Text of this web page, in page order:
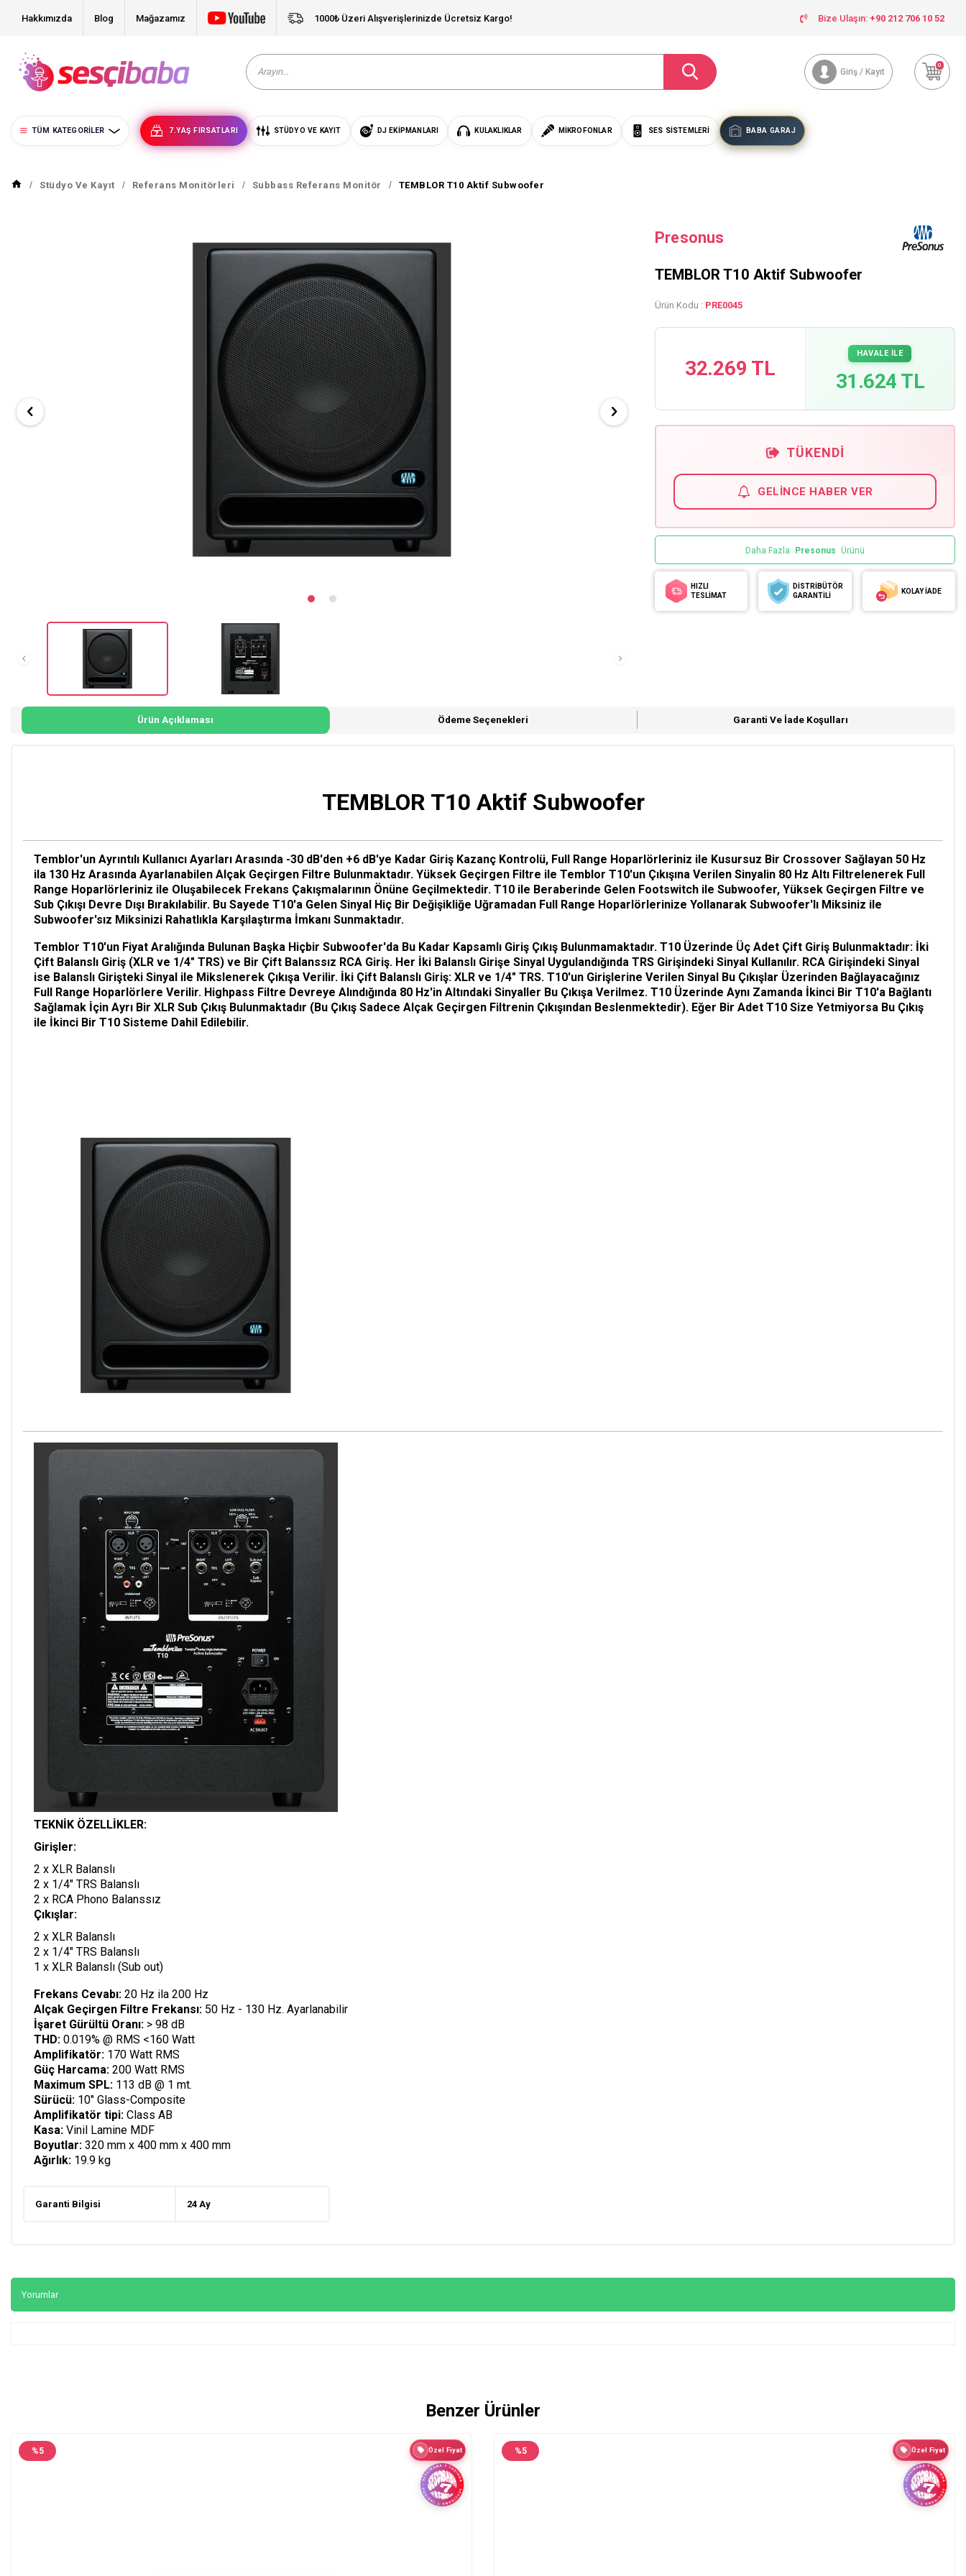
Hakkımızda Blog Mağazamız 1000₺ Üzeri Alışverişlerinizde Ücretsiz Kargo! Bize Ulaşın: +90 212 706 10 52
Giriş / Kayıt
0
TÜM KATEGORILER 7.YAŞ FIRSATLARI STÜDYO VE KAYIT DJ EKIPMANLARI KULAKLIKLAR MIKROFONLAR SES SISTEMLERI BABA GARAJ
Stüdyo Ve Kayıt Referans Monitörleri Subbass Referans Monitör TEMBLOR T10 Aktif Subwoofer
Presonus
TEMBLOR T10 Aktif Subwoofer
Ürün Kodu : PRE0045
32.269 TL
HAVALE İLE
31.624 TL
TÜKENDI
GELINCE HABER VER
Daha Fazla Presonus Ürünü
HIZLI
TESLİMAT
DİSTRİBÜTÖR
GARANTİLİ
KOLAY İADE
Ürün Açıklaması Ödeme Seçenekleri Garanti Ve İade Koşulları
TEMBLOR T10 Aktif Subwoofer
Temblor'un Ayrıntılı Kullanıcı Ayarları Arasında -30 dB'den +6 dB'ye Kadar Giriş Kazanç Kontrolü, Full Range Hoparlörleriniz ile Kusursuz Bir Crossover Sağlayan 50 Hz
ila 130 Hz Arasında Ayarlanabilen Alçak Geçirgen Filtre Bulunmaktadır. Yüksek Geçirgen Filtre ile Temblor T10'un Çıkışına Verilen Sinyalin 80 Hz Altı Filtrelenerek Full
Range Hoparlörleriniz ile Oluşabilecek Frekans Çakışmalarının Önüne Geçilmektedir. T10 ile Beraberinde Gelen Footswitch ile Subwoofer, Yüksek Geçirgen Filtre ve
Sub Çıkışı Devre Dışı Bırakılabilir. Bu Sayede T10'a Gelen Sinyal Hiç Bir Değişikliğe Uğramadan Full Range Hoparlörlerinize Yollanarak Subwoofer'lı Miksiniz ile
Subwoofer'sız Miksinizi Rahatlıkla Karşılaştırma İmkanı Sunmaktadır.
Temblor T10'un Fiyat Aralığında Bulunan Başka Hiçbir Subwoofer'da Bu Kadar Kapsamlı Giriş Çıkış Bulunmamaktadır. T10 Üzerinde Üç Adet Çift Giriş Bulunmaktadır: İki
Çift Balanslı Giriş (XLR ve 1/4" TRS) ve Bir Çift Balanssız RCA Giriş. Her İki Balanslı Girişe Sinyal Uygulandığında TRS Girişindeki Sinyal Kullanılır. RCA Girişindeki Sinyal
ise Balanslı Girişteki Sinyal ile Mikslenerek Çıkışa Verilir. İki Çift Balanslı Giriş: XLR ve 1/4" TRS. T10'un Girişlerine Verilen Sinyal Bu Çıkışlar Üzerinden Bağlayacağınız
Full Range Hoparlörlere Verilir. Highpass Filtre Devreye Alındığında 80 Hz'in Altındaki Sinyaller Bu Çıkışa Verilmez. T10 Üzerinde Aynı Zamanda İkinci Bir T10'a Bağlantı
Sağlamak İçin Ayrı Bir XLR Sub Çıkış Bulunmaktadır (Bu Çıkış Sadece Alçak Geçirgen Filtrenin Çıkışından Beslenmektedir). Eğer Bir Adet T10 Size Yetmiyorsa Bu Çıkış
ile İkinci Bir T10 Sisteme Dahil Edilebilir.
TEKNİK ÖZELLİKLER:
Girişler:
2 x XLR Balanslı
2 x 1/4" TRS Balanslı
2 x RCA Phono Balanssız
Çıkışlar:
2 x XLR Balanslı
2 x 1/4" TRS Balanslı
1 x XLR Balanslı (Sub out)
Frekans Cevabı: 20 Hz ila 200 Hz
Alçak Geçirgen Filtre Frekansı: 50 Hz - 130 Hz. Ayarlanabilir
İşaret Gürültü Oranı: > 98 dB
THD: 0.019% @ RMS <160 Watt
Amplifikatör: 170 Watt RMS
Güç Harcama: 200 Watt RMS
Maximum SPL: 113 dB @ 1 mt.
Sürücü: 10" Glass-Composite
Amplifikatör tipi: Class AB
Kasa: Vinil Lamine MDF
Boyutlar: 320 mm x 400 mm x 400 mm
Ağırlık: 19.9 kg
Garanti Bilgisi 24 Ay
Yorumlar
Benzer Ürünler
%5 Özel Fiyat %5 Özel Fiyat